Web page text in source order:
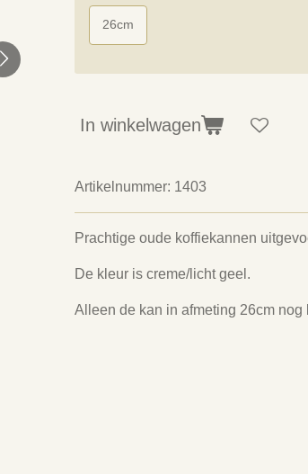
26cm
In winkelwagen
Artikelnummer: 1403
Prachtige oude koffiekannen
De kleur is creme/licht geel.
Alleen de kan in afmeting 26cm nog